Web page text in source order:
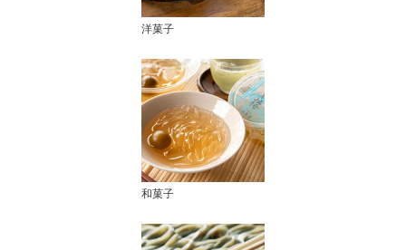
洋菓子
和菓子